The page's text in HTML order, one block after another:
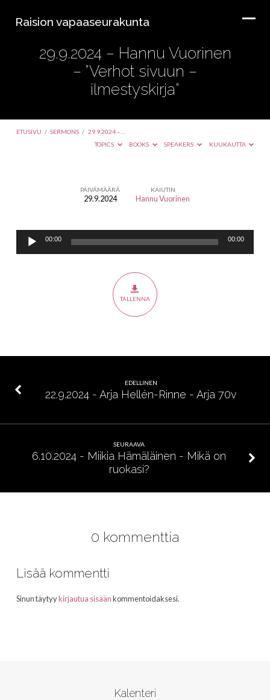
Raision vapaaseurakunta
29.9.2024 – Hannu Vuorinen
– ”Verhot sivuun –
ilmestyskirja”
ETUSIVU / SERMONS / 29.9.2024 –…
TOPICS
BOOKS SPEAKERS KUUKAUTTA
Hannu
Vuorinen
PÄIVÄMÄÄRÄ
29.9.2024
KAIUTIN
Hannu Vuorinen
Äänitoistin00:00 00:00
TALLENNA
EDELLINEN
22.9.2024 - Arja Hellén-Rinne - Arja 70v
SEURAAVA
6.10.2024 - Miikia Hämäläinen - Mikä on
ruokasi?
0 kommenttia
Lisää kommentti
Sinun täytyykirjautua sisäänkommentoidaksesi.
Kalenteri